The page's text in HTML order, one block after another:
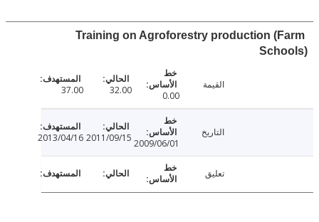
Training on Agroforestry production
32.00
37.00
2009/06/01
2011/09/15
2013/04/16